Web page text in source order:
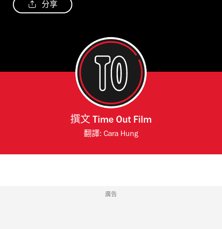
分享
撰文 Time Out Film
翻譯: Cara Hung
廣告